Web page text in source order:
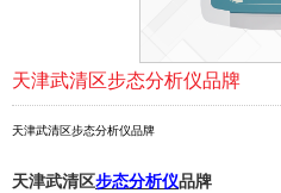
天津武清区步态分析仪品牌
天津武清区步态分析仪品牌
天津武清区步态分析仪品牌